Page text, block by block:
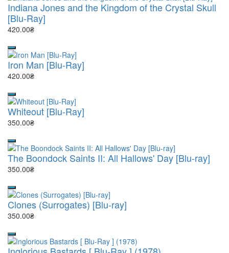
Indiana Jones and the Kingdom of the Crystal Skull
[Blu-Ray]
420.00₴
Iron Man [Blu-Ray]
420.00₴
Whiteout [Blu-Ray]
350.00₴
The Boondock Saints II: All Hallows' Day [Blu-ray]
350.00₴
Clones (Surrogates) [Blu-ray]
350.00₴